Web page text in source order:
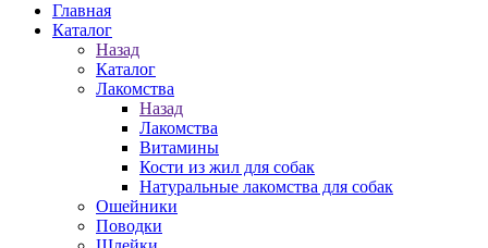
Главная
Каталог
Назад
Каталог
Лакомства
Назад
Лакомства
Витамины
Кости из жил для собак
Натуральные лакомства для собак
Ошейники
Поводки